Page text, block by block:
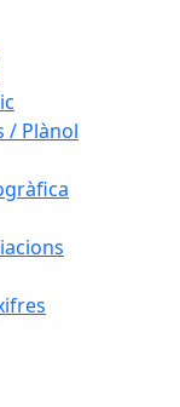
/ Plànol